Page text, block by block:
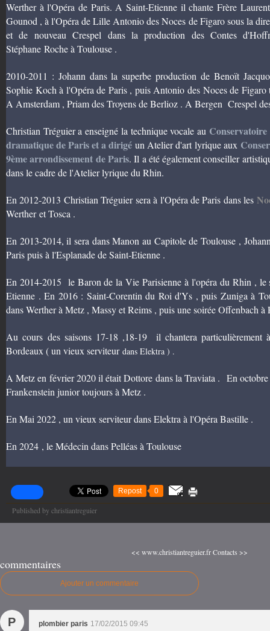
Werther à l'Opéra de Paris. A Saint-Etienne il chante Frère
Gounod , à l'Opéra de Lille Antonio des Noces de Figaro sous la
et de nouveau Crespel dans la production des Contes
Stéphane Roche à Toulouse .
2010-2011 : Johann dans la superbe production de Benoït
Sophie Koch à l'Opéra de Paris , puis Antonio des Noces de
A Amsterdam , Priam des Troyens de Berlioz . A Bergen Crespel
Christian Tréguier a enseigné la technique vocale au
dramatique de Paris et a dirigé un Atelier d'art lyrique aux
9ème arrondissement de Paris. Il a été également conseiller
dans le cadre de l'Atelier lyrique du Rhin.
En 2012-2013 Christian Tréguier sera à l'Opéra de Paris dans les
Werther et Tosca .
En 2013-2014, il sera dans Manon au Capitole de Toulouse ,
Paris puis à l'Esplanade de Saint-Etienne .
En 2014-2015 le Baron de la Vie Parisienne à l'opéra du Rhin , le
Etienne . En 2016 : Saint-Corentin du Roi d'Ys , puis Zuniga à
dans Werther à Metz , Massy et Reims , puis une soirée Offenbach à
Au cours des saisons 17-18 ,18-19 il chantera
Bordeaux ( un vieux serviteur dans Elektra ) .
A Metz en février 2020 il était Dottore dans la Traviata . En
Frankenstein junior toujours à Metz .
En Mai 2022 , un vieux serviteur dans Elektra à l'Opéra Bastille .
En 2024 , le Médecin dans Pelléas à Toulouse
Repost 0
Published by christiantreguier
<< www.christiantreguier.fr Contacts >>
commentaires
Ajouter un commentaire
P plombier paris 17/02/2015 09:45